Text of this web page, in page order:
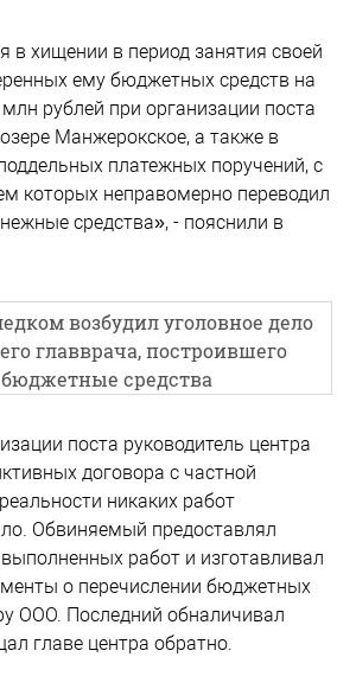
в хищении в период занятия своей
ему бюджетных средств на
рублей при организации поста
Манжерокское, а также в
платежных поручений, с
которых неправомерно переводил
средства», - пояснили в
возбудил уголовное дело
главврача, построившего
бюджетные средства
поста руководитель центра
договора с частной
никаких работ
Обвиняемый предоставлял
работ и изготавливал
о перечислении бюджетных
ООО. Последний обналичивал
главе центра обратно.